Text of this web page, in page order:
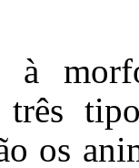
à
três
os